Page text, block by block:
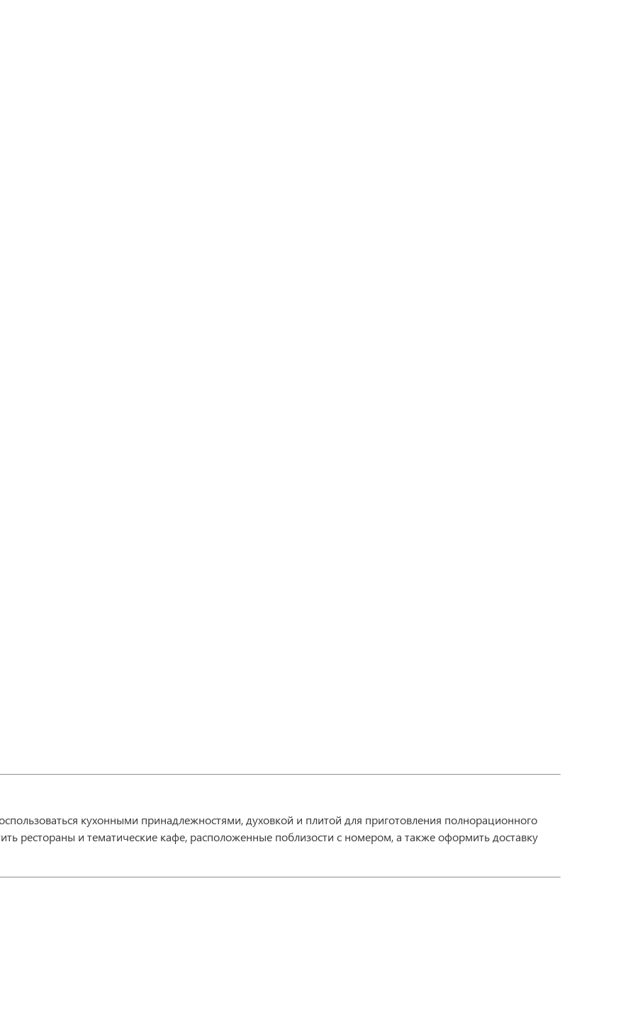
кухонными принадлежностями, духовкой и плитой для приготовления полнорационного
рестораны и тематические кафе, расположенные поблизости с номером, а также оформить доставку